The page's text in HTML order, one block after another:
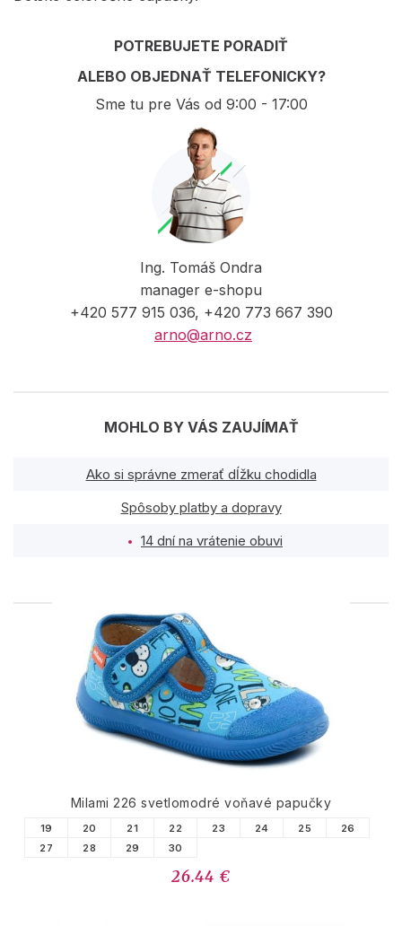
POTREBUJETE PORADIŤ
ALEBO OBJEDNAŤ TELEFONICKY?
Sme tu pre Vás od 9:00 - 17:00
Ing. Tomáš Ondra
manager e-shopu
+420 577 915 036, +420 773 667 390
arno@arno.cz
MOHLO BY VÁS ZAUJÍMAŤ
Ako si správne zmerať dĺžku chodidla
Spôsoby platby a dopravy
14 dní na vrátenie obuvi
PODOBNÉ PRODUKTY
Milami 226 svetlomodré voňavé papučky
19 20 21 22 23 24 25
26
27
28 29 30
26.44 €